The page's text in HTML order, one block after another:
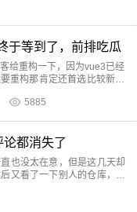
于等到了，前排吃瓜
给重构一下，因为vue3已经
重构那肯定还首选比较新的
应的nuxt3无疑是最好的选
5885
都消失了
也没太在意，但是这几天却
又看了一下别人的仓库，发